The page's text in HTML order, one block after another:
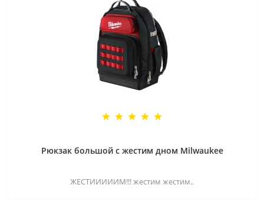
Рюкзак большой с жестим дном Milwaukee
ЖЕСТИИИИИМ!!! жестим жестим..